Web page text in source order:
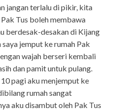
jangan terlalu di pikir, kita
Tus boleh membawa
berdesak-desakan di Kijang
jemput ke rumah Pak
wajah berseri kembali
dan pamit untuk pulang.
pagi aku menjemput ke
rumah sangat
aku disambut oleh Pak Tus